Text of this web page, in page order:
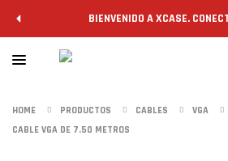
BIENVENIDO A XCASE.
HOME PRODUCTOS CABLES VGA
CABLE VGA DE 7.50 METROS